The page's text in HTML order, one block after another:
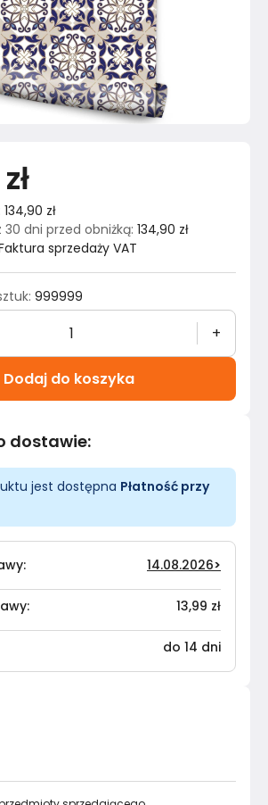
134,90 zł
30 dni przed obniżką: 134,90 zł
sprzedaży VAT
: 999999
+
Dodaj do koszyka
dostawie:
jest dostępna Płatność przy
14.08.2026>
13,99 zł
do 14 dni